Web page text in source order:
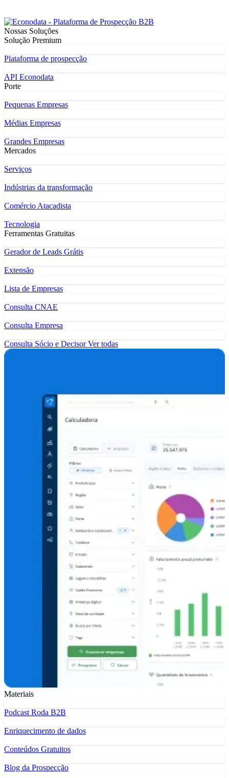
Nossas Soluções
Solução Premium
Plataforma de prospecção
API Econodata
Porte
Pequenas Empresas
Médias Empresas
Grandes Empresas
Mercados
Serviços
Indústrias da transformação
Comércio Atacadista
Tecnologia
Ferramentas Gratuitas
Gerador de Leads Grátis
Extensão
Lista de Empresas
Consulta CNAE
Consulta Empresa
Consulta Sócio e DecisorVer todas
Materiais
Podcast Roda B2B
Enriquecimento de dados
Conteúdos Gratuitos
Blog da Prospecção